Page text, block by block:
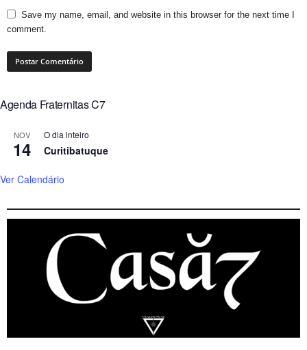
Save my name, email, and website in this browser for the next time I
comment.
Agenda Fraternitas C7
NOV
14
O dia inteiro
Curitibatuque
Ver Calendário